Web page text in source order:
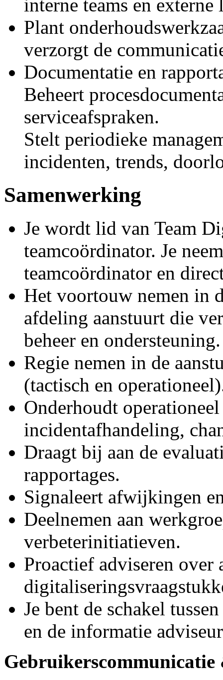
interne teams en externe
Plant
verzorgt de
Documentatie en
Beheert
serviceafspraken.
Stelt periodieke
incidenten, trends,
Samenwerking
Je wordt lid van Team
teamcoördinator. Je
teamcoördinator en
Het voortouw nemen in
afdeling aanstuurt die
beheer en ondersteuning.
Regie nemen in de
(tactisch en
Onderhoudt
incidentafhandeling,
Draagt bij aan de
rapportages.
Signaleert afwijkingen
Deelnemen aan
verbeterinitiatieven.
Proactief adviseren over
Je bent de schakel
en de informatie